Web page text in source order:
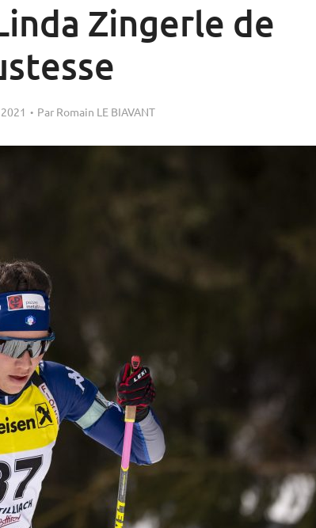
Zingerle de
Par Romain LE BIAVANT